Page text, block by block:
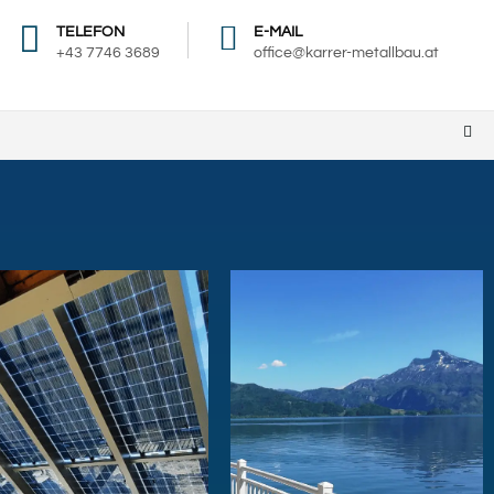
TELEFON
+43 7746 3689
E-MAIL
office@karrer-metallbau.at